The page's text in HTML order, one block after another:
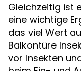
Gleichzeitig ist
eine wichtige
das viel Wert
Balkontüre
vor Insekten